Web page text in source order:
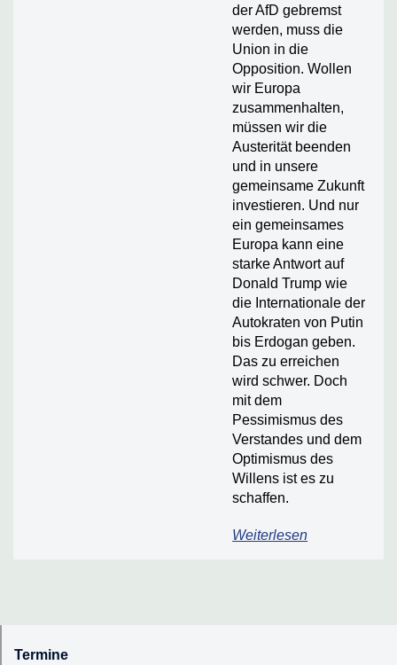
der AfD gebremst
werden, muss die
Union in die
Opposition. Wollen
wir Europa
zusammenhalten,
müssen wir die
Austerität beenden
und in unsere
gemeinsame Zukunft
investieren. Und nur
ein gemeinsames
Europa kann eine
starke Antwort auf
Donald Trump wie
die Internationale der
Autokraten von Putin
bis Erdogan geben.
Das zu erreichen
wird schwer. Doch
mit dem
Pessimismus des
Verstandes und dem
Optimismus des
Willens ist es zu
schaffen.
Weiterlesen
Termine